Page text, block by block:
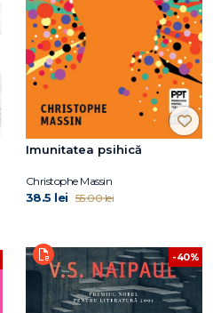
Imunitatea psihică
Christophe Massin
38.5 lei 55.00 lei
-40%